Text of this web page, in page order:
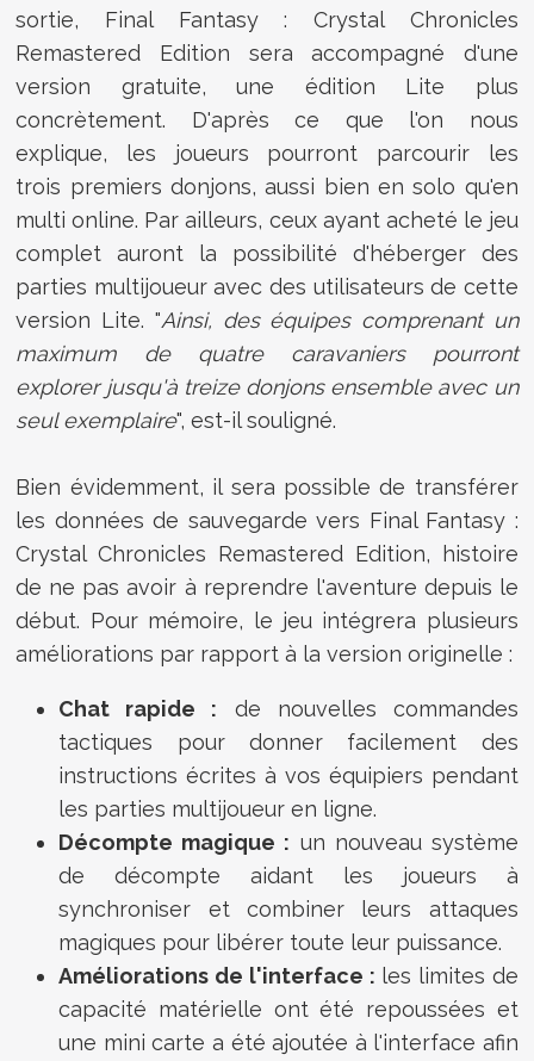
sortie, Final Fantasy : Crystal Chronicles
Remastered Edition sera accompagné d'une
version gratuite, une édition Lite plus
concrètement. D'après ce que l'on nous
explique, les joueurs pourront parcourir les
trois premiers donjons, aussi bien en solo qu'en
multi online. Par ailleurs, ceux ayant acheté le jeu
complet auront la possibilité d'héberger des
parties multijoueur avec des utilisateurs de cette
version Lite. "Ainsi, des équipes comprenant un
maximum de quatre caravaniers pourront
explorer jusqu'à treize donjons ensemble avec un
seul exemplaire", est-il souligné.
Bien évidemment, il sera possible de transférer
les données de sauvegarde vers Final Fantasy :
Crystal Chronicles Remastered Edition, histoire
de ne pas avoir à reprendre l'aventure depuis le
début. Pour mémoire, le jeu intégrera plusieurs
améliorations par rapport à la version originelle :
Chat rapide : de nouvelles commandes
tactiques pour donner facilement des
instructions écrites à vos équipiers pendant
les parties multijoueur en ligne.
Décompte magique : un nouveau système
de décompte aidant les joueurs à
synchroniser et combiner leurs attaques
magiques pour libérer toute leur puissance.
Améliorations de l'interface : les limites de
capacité matérielle ont été repoussées et
une mini carte a été ajoutée à l'interface afin